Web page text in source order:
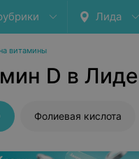
Лида
витамины
D в Лиде
Фолиевая кислота